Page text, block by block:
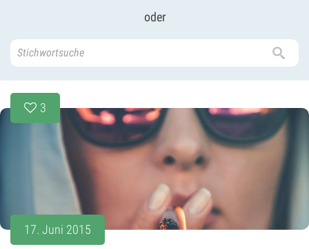
oder
3
17. Juni 2015